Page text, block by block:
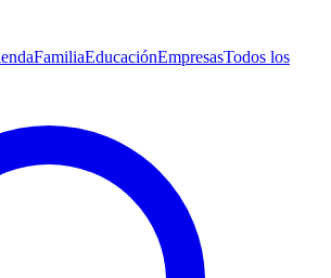
FamiliaEducaciónEmpresasTodos los